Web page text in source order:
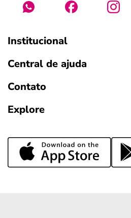
Institucional
Central de ajuda
Contato
Explore